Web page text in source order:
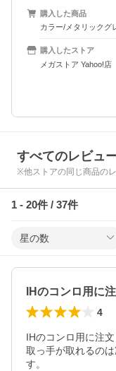
購入した商品
カラー/メタリックグ
購入したストア
メガストア Yahoo!店
すべてのレビュ
※他ストアの同じ商品の
1 - 20件 / 37件
星の数
4
IHのコンロ用に注文
取っ手が取れるの
す。